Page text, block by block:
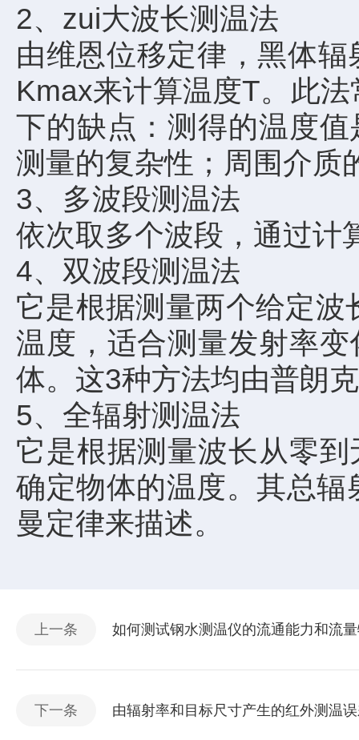
2、zui大波长测温法
由维恩位移定律，黑体
Kmax来计算温度T。此
下的缺点：测得的温度
测量的复杂性；周围介质
3、多波段测温法
依次取多个波段，通过计
4、双波段测温法
它是根据测量两个给定
温度，适合测量发射率
体。这3种方法均由普朗
5、全辐射测温法
它是根据测量波长从零
确定物体的温度。其总
曼定律来描述。
上一条 如何测试钢水测温仪的流通能力和流
下一条 由辐射率和目标尺寸产生的红外测温